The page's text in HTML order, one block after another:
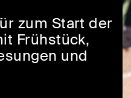
zum Start der
Frühstück,
und